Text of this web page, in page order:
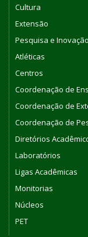
Cultura
Extensão
Pesquisa e Inovação
Atléticas
Centros
Coordenação de
Coordenação de
Coordenação de
Diretórios
Laboratórios
Ligas Acadêmicas
Monitorias
Núcleos
PET